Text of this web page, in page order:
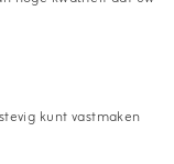
kunt vastmaken